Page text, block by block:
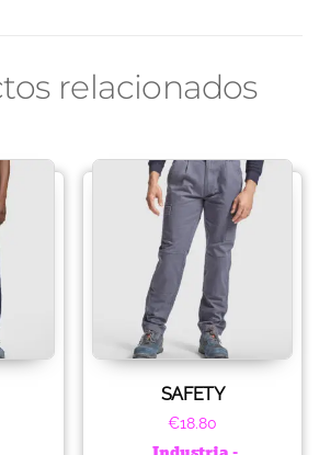
relacionados
SAFETY
€18.80